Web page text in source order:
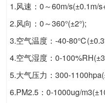
1.风速：0～60m/s(±0.1m/
2.风向：0～360°(±2°);
3.空气温度：-40-
4.空气湿度：0-
5.大气压力：300-
6.PM2.5：0-1000ug/